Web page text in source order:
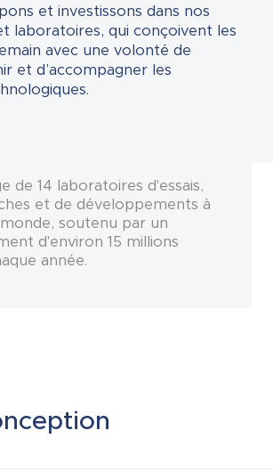
et investissons dans nos
laboratoires, qui conçoivent les
avec une volonté de
et d’accompagner les
de 14 laboratoires d'essais,
et de développements à
soutenu par un
d'environ 15 millions
année.